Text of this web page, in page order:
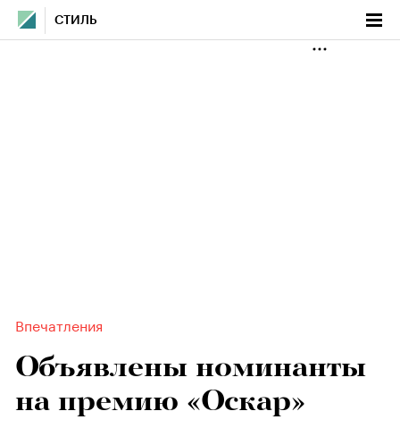
СТИЛЬ
Впечатления
Объявлены номинанты
на премию «Оскар»